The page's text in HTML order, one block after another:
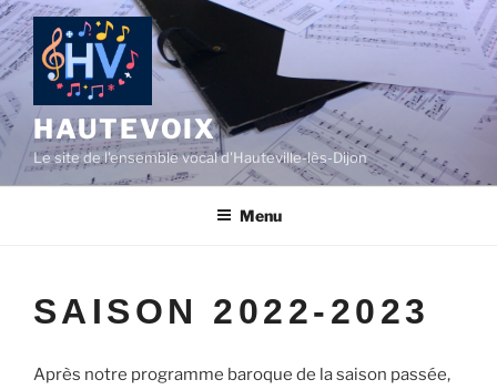
Aller
au
contenu
principal
HAUTEVOIX
Le site de l'ensemble vocal d'Hauteville-lès-Dijon
Menu
SAISON 2022-2023
Après notre programme baroque de la saison passée,